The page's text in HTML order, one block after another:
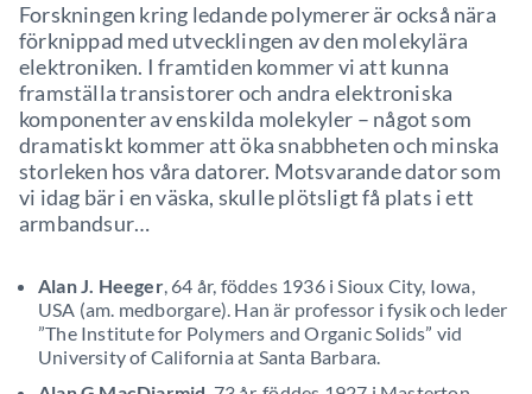
Forskningen kring ledande polymerer är också nära
förknippad med utvecklingen av den molekylära
elektroniken. I framtiden kommer vi att kunna
framställa transistorer och andra elektroniska
komponenter av enskilda molekyler – något som
dramatiskt kommer att öka snabbheten och minska
storleken hos våra datorer. Motsvarande dator som
vi idag bär i en väska, skulle plötsligt få plats i ett
armbandsur…
Alan J. Heeger, 64 år, föddes 1936 i Sioux City, Iowa,
USA (am. medborgare). Han är professor i fysik och leder
”The Institute for Polymers and Organic Solids” vid
University of California at Santa Barbara.